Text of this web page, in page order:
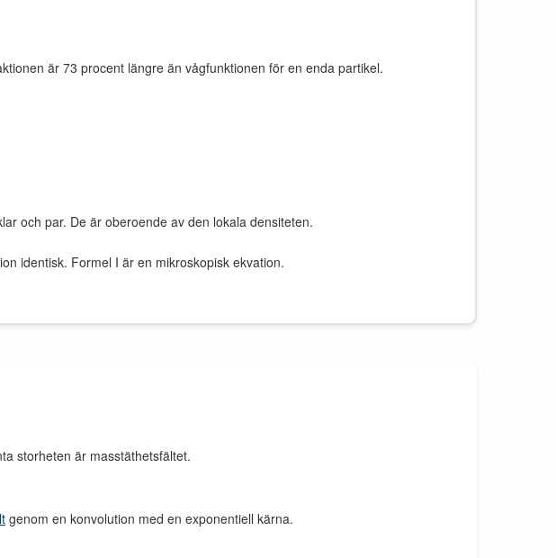
är 73 procent längre än vågfunktionen för en enda partikel.
och par. De är oberoende av den lokala densiteten.
identisk. Formel I är en mikroskopisk ekvation.
storheten är masstäthetsfältet.
genom en konvolution med en exponentiell kärna.